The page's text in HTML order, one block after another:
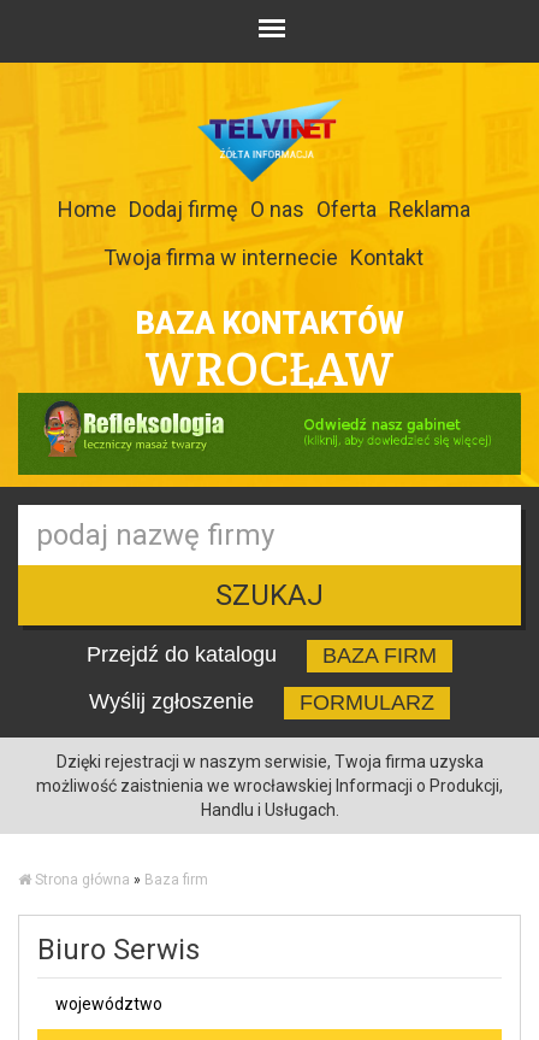
Home Dodaj firmę O nas Oferta Reklama
Twoja firma w internecie Kontakt
BAZA KONTAKTÓW
WROCŁAW
SZUKAJ
Przejdź do katalogu
BAZA FIRM
Wyślij zgłoszenie
FORMULARZ
Dzięki rejestracji w naszym serwisie, Twoja firma uzyska
możliwość zaistnienia we wrocławskiej Informacji o Produkcji,
Handlu i Usługach.
Strona główna » Baza firm
Biuro Serwis
województwo